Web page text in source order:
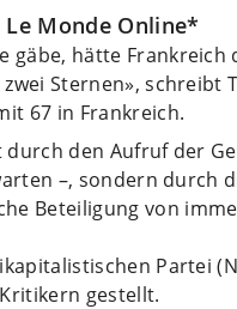
Monde Online*
gäbe, hätte Frankreich
Sternen», schreibt
67 in Frankreich.
den Aufruf der
–, sondern durch
Beteiligung von
Partei
gestellt.